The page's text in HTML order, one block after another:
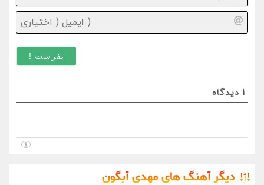
1 دیدگاه
دیگر آهنگ های مهدی آبگون